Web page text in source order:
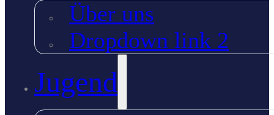
Über uns
Dropdown link 2
Jugend